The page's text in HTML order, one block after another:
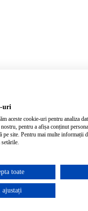
uri
aceste cookie-uri pentru analiza
pentru a afișa conținut
pe site. Pentru mai multe informații
toate
ajustați